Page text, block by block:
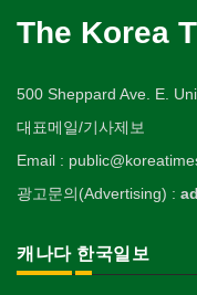
The Korea
500 Sheppard Ave. E.
대표메일/기사제보
Email :
광고문의(Advertising) :
캐나다 한국일보